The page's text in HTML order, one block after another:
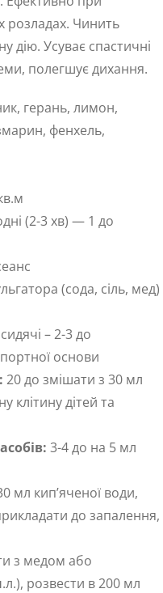
розладах. Чинить
дію. Усуває спастичні
полегшує дихання.
герань, лимон,
фенхель,
(2-3 хв) — 1 до
(сода, сіль, мед)
– 2-3 до
основи
20 до змішати з 30 мл
клітину дітей та
3-4 до на 5 мл
мл кип’яченої води,
до запалення,
з медом або
розвести в 200 мл